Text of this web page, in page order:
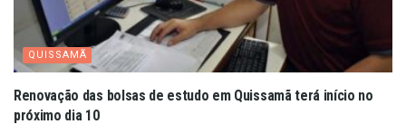
QUISSAMÃ
Renovação das bolsas de estudo em Quissamã terá início no
próximo dia 10